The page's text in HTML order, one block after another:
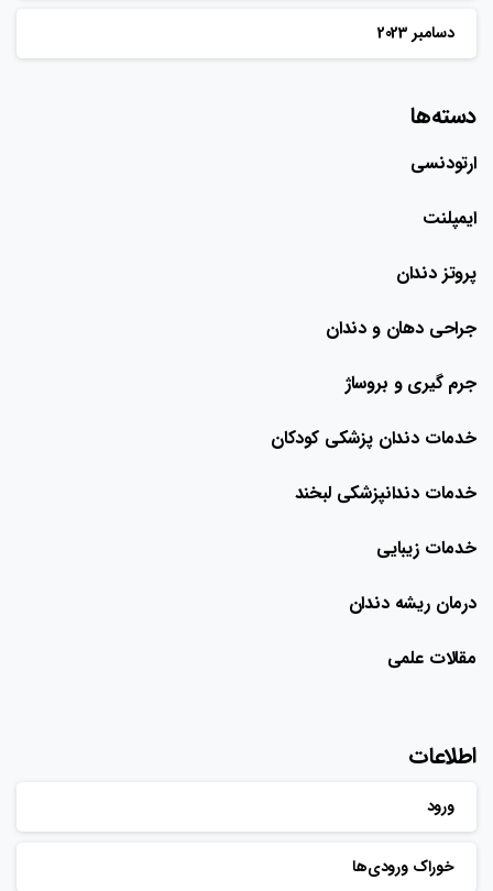
دسامبر 2023
دسته‌ها
ارتودنسی
ایمپلنت
پروتز دندان
جراحی دهان و دندان
جرم گیری و بروساژ
خدمات دندان پزشکی کودکان
خدمات دندانپزشکی لبخند
خدمات زیبایی
درمان ریشه دندان
مقالات علمی
اطلاعات
ورود
خوراک ورودی‌ها